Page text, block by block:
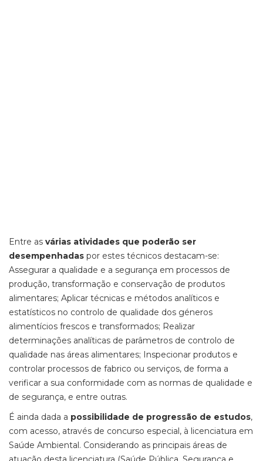
Entre as várias atividades que poderão ser
desempenhadas por estes técnicos destacam-se:
Assegurar a qualidade e a segurança em processos de
produção, transformação e conservação de produtos
alimentares; Aplicar técnicas e métodos analíticos e
estatísticos no controlo de qualidade dos géneros
alimentícios frescos e transformados; Realizar
determinações analíticas de parâmetros de controlo de
qualidade nas áreas alimentares; Inspecionar produtos e
controlar processos de fabrico ou serviços, de forma a
verificar a sua conformidade com as normas de qualidade e
de segurança, e entre outras.
É ainda dada a possibilidade de progressão de estudos,
com acesso, através de concurso especial, à licenciatura em
Saúde Ambiental. Considerando as principais áreas de